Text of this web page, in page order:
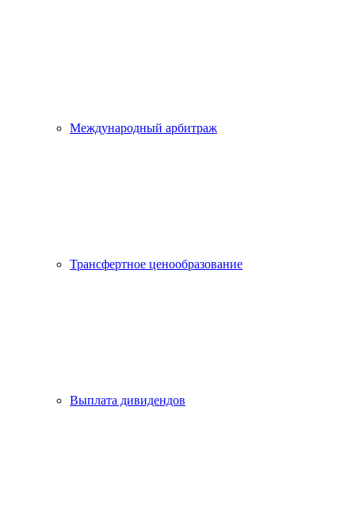
Международный арбитраж
Трансфертное ценообразование
Выплата дивидендов